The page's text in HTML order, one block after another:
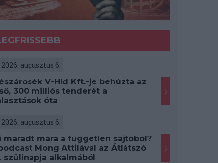
2026. augusztus 6.
V-Híd Kft.-je behúzta az
300 milliós tenderét a
óta
2026. augusztus 6.
maradt mára a független sajtóból?
Mong Attilával az Átlátszó
szülinapja alkalmából